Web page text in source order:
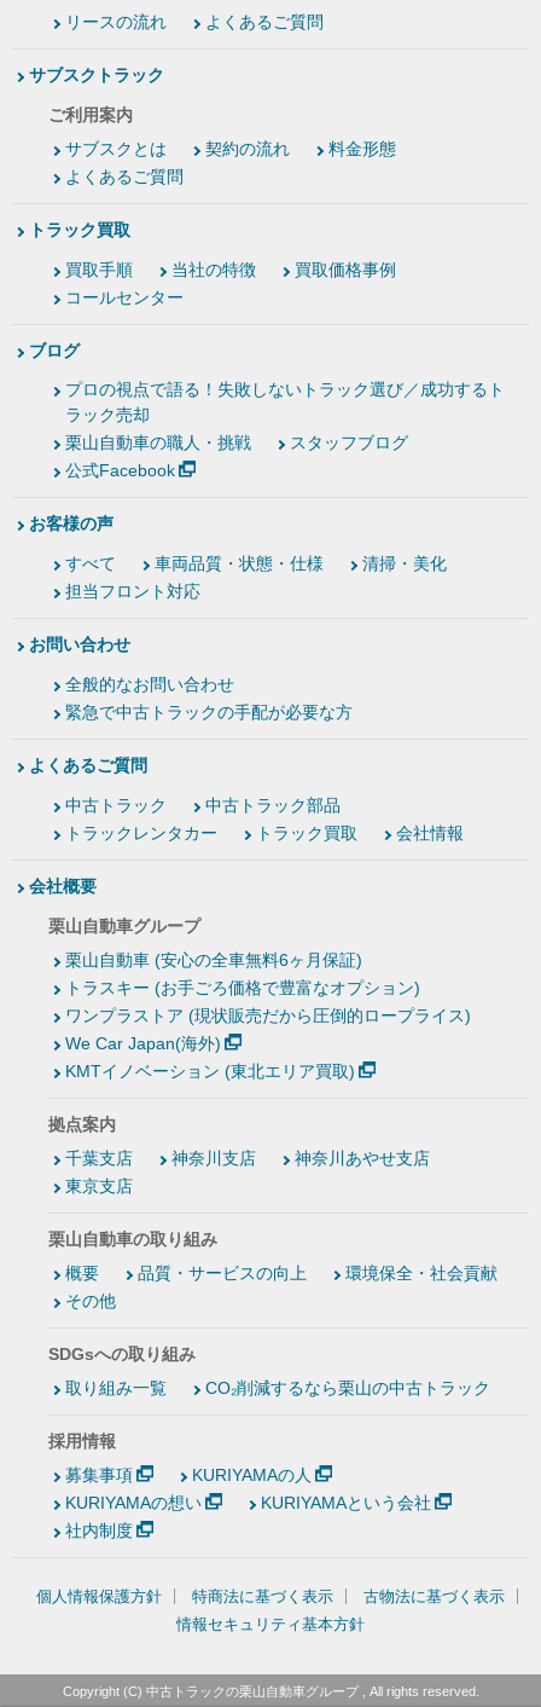
リースの流れ
よくあるご質問
サブスクトラック
ご利用案内
サブスクとは
契約の流れ
料金形態
よくあるご質問
トラック買取
買取手順 当社の特徴
買取価格事例
コールセンター
ブログ
プロの視点で語る！失敗しないトラック選び／成功するト
ラック売却
栗山自動車の職人・挑戦
スタッフブログ
公式Facebook
お客様の声
すべて 車両品質・状態・仕様
清掃・美化
担当フロント対応
お問い合わせ
全般的なお問い合わせ
緊急で中古トラックの手配が必要な方
よくあるご質問
中古トラック
中古トラック部品
トラックレンタカー
トラック買取 会社情報
会社概要
栗山自動車グループ
栗山自動車 (安心の全車無料6ヶ月保証)
トラスキー (お手ごろ価格で豊富なオプション)
ワンプラストア (現状販売だから圧倒的ロープライス)
We Car Japan(海外)
KMTイノベーション (東北エリア買取)
拠点案内
千葉支店
神奈川支店
神奈川あやせ支店
東京支店
栗山自動車の取り組み
概要
品質・サービスの向上
環境保全・社会貢献
その他
SDGsへの取り組み
取り組み一覧
CO₂削減するなら栗山の中古トラック
採用情報
募集事項
KURIYAMAの人
KURIYAMAの想い
KURIYAMAという会社
社内制度
個人情報保護方針 特商法に基づく表示
古物法に基づく表示
情報セキュリティ基本方針
Copyright (C) 中古トラックの栗山自動車グループ, All rights reserved.